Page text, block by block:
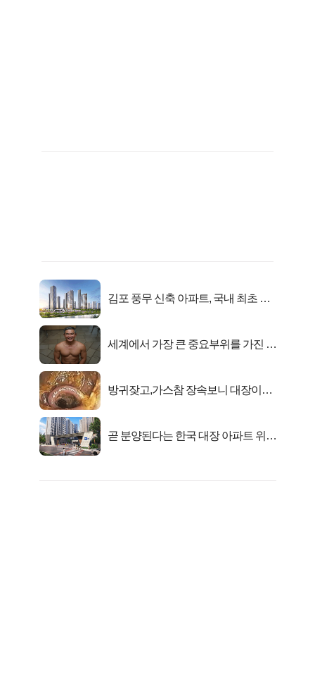
김포 풍무 신축 아파트, 국내 최초 반
세계에서 가장 큰 중요부위를 가진 남
방귀잦고,가스참 장속보니 대장이아
곧 분양된다는 한국 대장 아파트 위치